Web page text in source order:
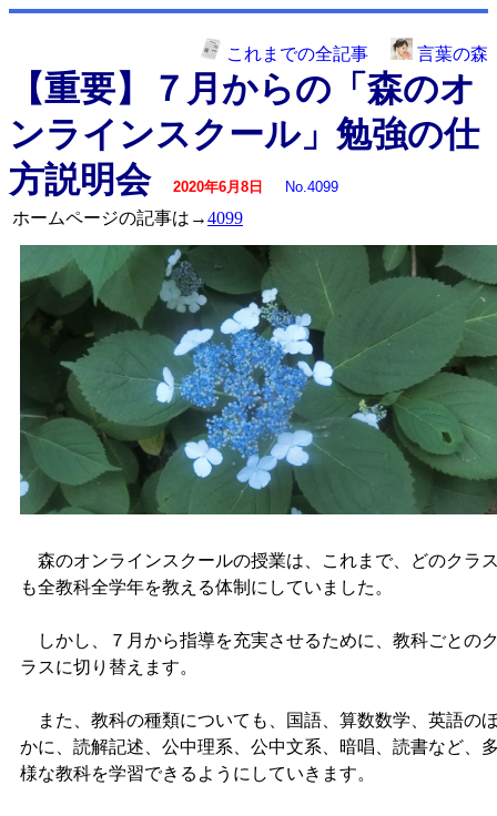
これまでの全記事 言葉の森
【重要】７月からの「森のオ
ンラインスクール」勉強の仕
方説明会
2020年6月8日 No.4099
ホームページの記事は→4099
森のオンラインスクールの授業は、これまで、どのクラ
も全教科全学年を教える体制にしていました。
しかし、７月から指導を充実させるために、教科ごとの
ラスに切り替えます。
また、教科の種類についても、国語、算数数学、英語の
かに、読解記述、公中理系、公中文系、暗唱、読書など、
様な教科を学習できるようにしていきます。